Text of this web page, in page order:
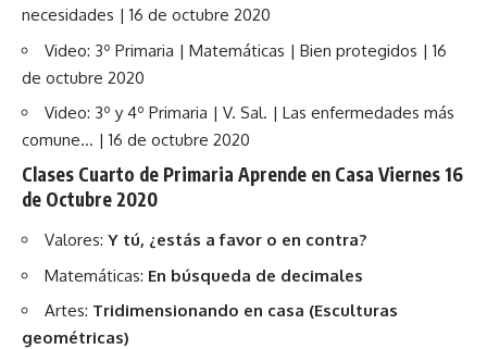
necesidades | 16 de octubre 2020
Video: 3º Primaria | Matemáticas | Bien protegidos | 16
de octubre 2020
Video: 3º y 4º Primaria | V. Sal. | Las enfermedades más
comune… | 16 de octubre 2020
Clases Cuarto de Primaria Aprende en Casa Viernes 16
de Octubre 2020
Valores: Y tú, ¿estás a favor o en contra?
Matemáticas: En búsqueda de decimales
Artes: Tridimensionando en casa (Esculturas
geométricas)